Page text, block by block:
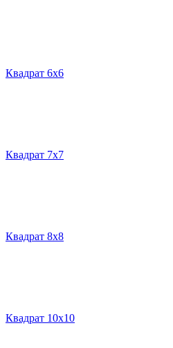
Квадрат 6х6
Квадрат 7х7
Квадрат 8х8
Квадрат 10х10